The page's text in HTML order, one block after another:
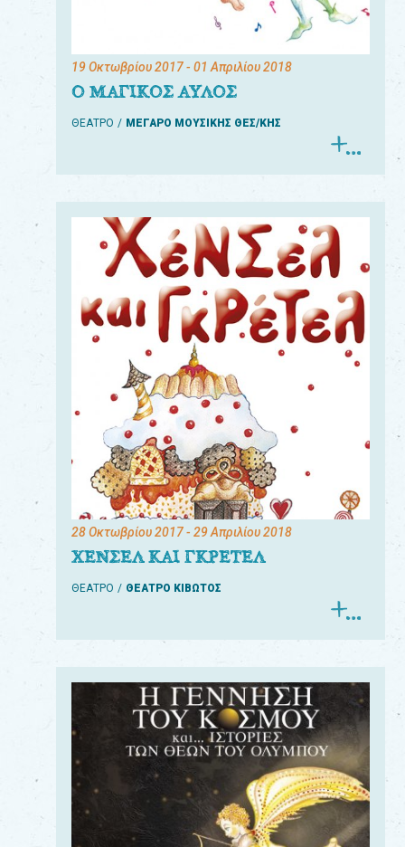
19 Οκτωβρίου 2017- 01 Απριλίου 2018
Ο ΜΑΓΙΚΟΣ ΑΥΛΟΣ
ΘΕΑΤΡΟ ΜΕΓΑΡΟ ΜΟΥΣΙΚΗΣ ΘΕΣ/ΚΗΣ
28 Οκτωβρίου 2017- 29 Απριλίου 2018
ΧΕΝΣΕΛ ΚΑΙ ΓΚΡΕΤΕΛ
ΘΕΑΤΡΟ ΘΕΑΤΡΟ ΚΙΒΩΤΟΣ